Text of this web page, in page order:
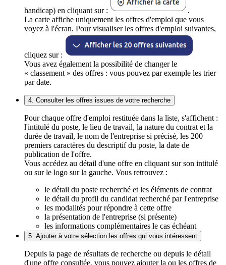
handicap) en cliquant sur :
.
La carte affiche uniquement les offres d'emploi que vous
voyez à l'écran. Pour visualiser les offres d'emploi suivantes,
cliquez sur :
Vous avez également la possibilité de changer le
« classement » des offres : vous pouvez par exemple les trier
par date.
4. Consulter les offres issues de votre recherche
Pour chaque offre d'emploi restituée dans la liste, s'affichent :
l'intitulé du poste, le lieu de travail, la nature du contrat et la
durée de travail, le nom de l'entreprise si précisé, les 200
premiers caractères du descriptif du poste, la date de
publication de l'offre.
Vous accédez au détail d'une offre en cliquant sur son intitulé
ou sur le logo sur la gauche. Vous retrouvez :
le détail du poste recherché et les éléments de contrat
le détail du profil du candidat recherché par l'entreprise
les modalités pour répondre à cette offre
la présentation de l'entreprise (si présente)
les informations complémentaires le cas échéant
5. Ajouter à votre sélection les offres qui vous intéressent
Depuis la page de résultats de recherche ou depuis le détail
d'une offre consultée, vous pouvez ajouter la ou les offres de